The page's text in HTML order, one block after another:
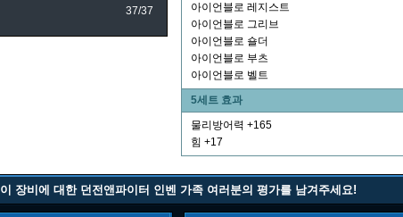
37/37
아이언블로 레지스트
아이언블로 그리브
아이언블로 숄더
아이언블로 부츠
아이언블로 벨트
5세트 효과
물리방어력 +165
힘 +17
이 장비에 대한 던전앤파이터 인벤 가족 여러분의 평가를 남겨주세요!